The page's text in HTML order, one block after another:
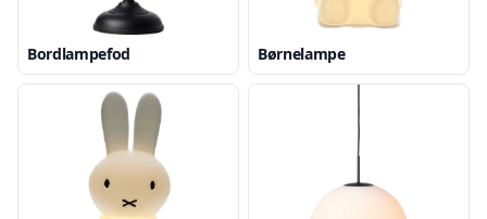
Bordlampefod Børnelampe